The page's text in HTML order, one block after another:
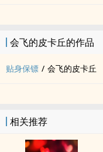
会飞的皮卡丘的作品
贴身保镖 / 会飞的皮卡丘
相关推荐